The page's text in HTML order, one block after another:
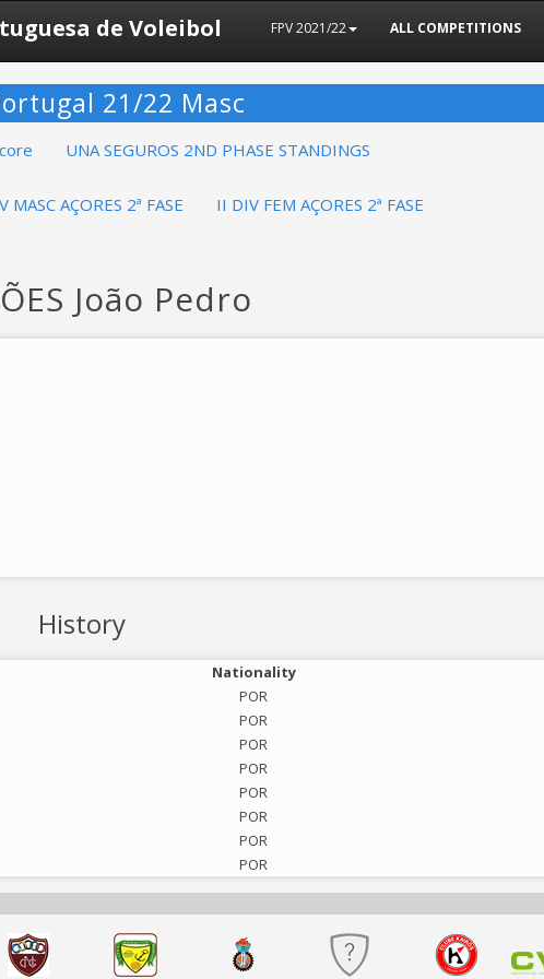
de Voleibol FPV 2021/22 ALL COMPETITIONS
21/22 Masc
UNA SEGUROS 2ND PHASE STANDINGS
MASC AÇORES 2ª FASE II DIV FEM AÇORES 2ª FASE
João Pedro
History
Nationality
POR
POR
POR
POR
POR
POR
POR
POR